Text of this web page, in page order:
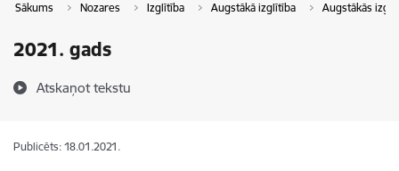
Sākums Nozares Izglītība Augstākā izglītība Augstākās
2021. gads
Atskaņot tekstu
Publicēts: 18.01.2021.